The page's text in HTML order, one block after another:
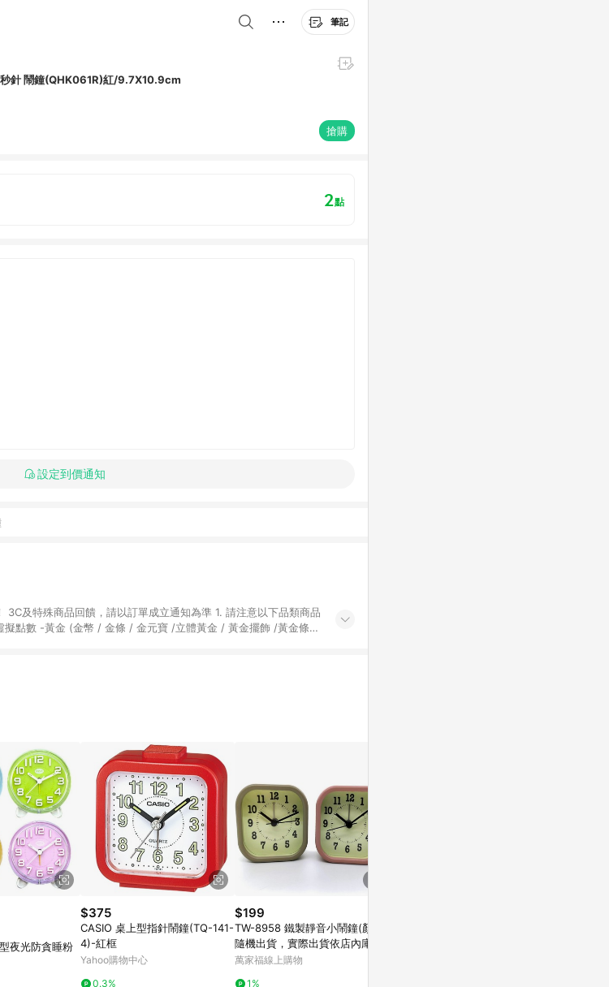
筆記
秒針 鬧鐘(QHK061R)紅/9.7X10.9cm
搶購
2點
設定到價通知
回饋，請以訂單成立通知為準 1. 請注意以下品類商品
點數 -黃金 (金幣 / 金條 / 金元寶 /立體黃金 / 黃金擺飾 /黃金條
場中有標示「商店」及顯示商店名稱者(指定活動店家除外) 3. 訂
型夜光防貪睡粉
$375
CASIO 桌上型指針鬧鐘(TQ-141-
4)-紅框
Yahoo購物中心
0.3%
$199
TW-8958 鐵製靜音小鬧鐘(顏色
隨機出貨，實際出貨依店內庫存
色為主)
萬家福線上購物
1%